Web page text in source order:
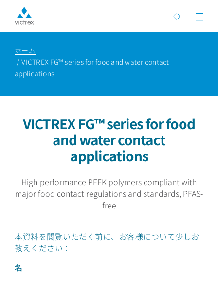
ホーム
VICTREX FG™ series for food and water contact
applications
VICTREX FG™ series for food
and water contact
applications
High-performance PEEK polymers compliant with
major food contact regulations and standards, PFAS-
free
本資料を閲覧いただく前に、お客様について少しお
教えください：
名